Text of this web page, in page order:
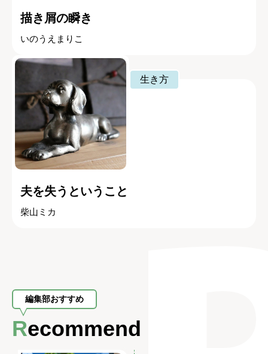
描き屑の瞬き
いのうえまりこ
生き方
夫を失うということ
柴山ミカ
編集部おすすめ
Recommend